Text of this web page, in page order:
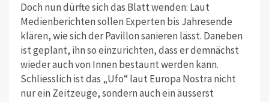
Doch nun dürfte sich das Blatt wenden: Laut
Medienberichten sollen Experten bis Jahresende
klären, wie sich der Pavillon sanieren lässt. Daneben
ist geplant, ihn so einzurichten, dass er demnächst
wieder auch von Innen bestaunt werden kann.
Schliesslich ist das „Ufo“ laut Europa Nostra nicht
nur ein Zeitzeuge, sondern auch ein äusserst